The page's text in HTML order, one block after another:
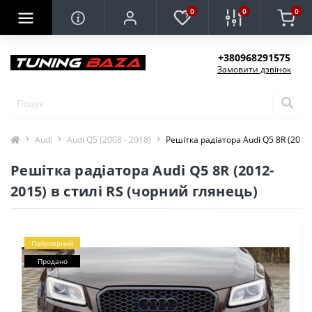
0 0 0
+380968291575
Замовити дзвінок
Audi Audi Q5 (2008 - 2018) Решітка радіатора Audi Q5 8R
Решітка радіатора Audi Q5 8R (2012-
2015) в стилі RS (чорний глянець)
Популярний
Продано